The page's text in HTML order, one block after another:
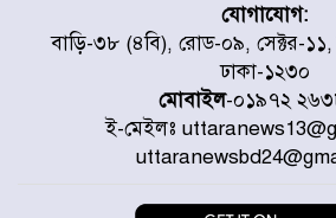
চিকিৎসা খাতে
বরাদ্দের ঘোষণা
জুলাই জাদুঘর
নেতারা
যোগাযোগ:
বাড়ি-৩৮ (৪বি), রোড-০৯, সেক্টর-১১,
ঢাকা-১২৩০
মোবাইল-০১৯৭২
ই-মেইলঃ